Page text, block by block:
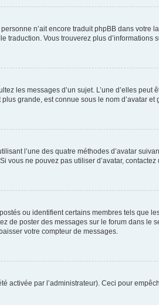
n’ait encore traduit phpBB dans votre
traduction. Vous trouverez plus d’informations
les messages d’un sujet. L’une d’elles
grande, est connue sous le nom d’avatar
l’une des quatre méthodes d’avatar
ne pouvez pas utiliser d’avatar,
ou identifient certains membres tels que
de poster des messages sur le forum dans
votre compteur de messages.
activée par l’administrateur). Ceci pour